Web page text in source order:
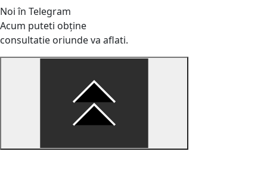
Noi în Telegram
Acum puteti obține
consultatie oriunde va aflati.